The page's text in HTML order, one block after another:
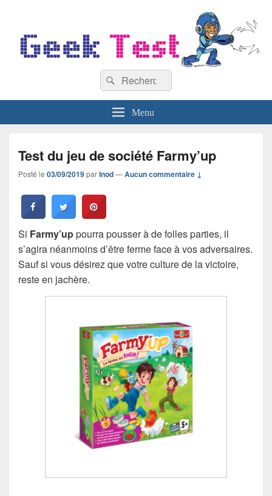
Recherche :
Rechercher
Menu
Test du jeu de société Farmy’up
Posté le 03/09/2019parInod—Aucun commentaire ↓
Si Farmy’uppourra pousser à de folles parties, il
s’agira néanmoins d’être ferme face à vos adversaires.
Sauf si vous désirez que votre culture de la victoire,
reste en jachère.